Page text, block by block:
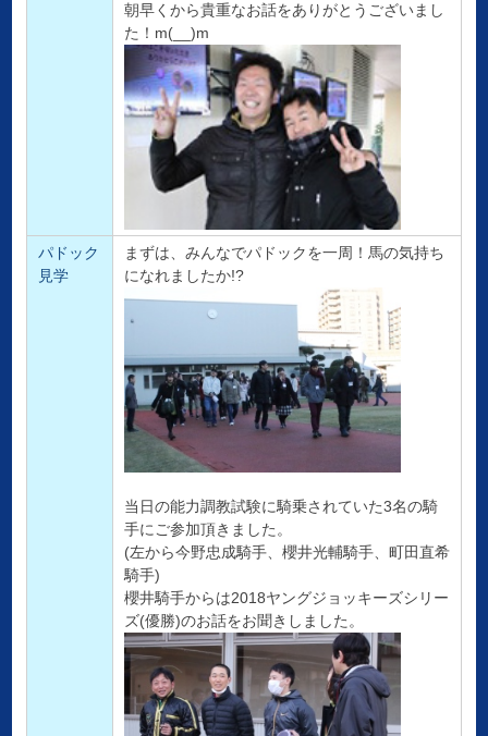
朝早くから貴重なお話をありがとうございまし
た！m(__)m
パドック
見学
まずは、みんなでパドックを一周！馬の気持ち
になれましたか!?
当日の能力調教試験に騎乗されていた3名の騎
手にご参加頂きました。
(左から今野忠成騎手、櫻井光輔騎手、町田直希
騎手)
櫻井騎手からは2018ヤングジョッキーズシリー
ズ(優勝)のお話をお聞きしました。